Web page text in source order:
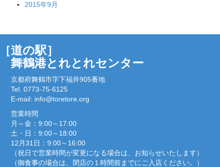
2015年9月
道の駅］
舞鶴港とれとれセンター
京都府舞鶴市字下福井905番地
Tel. 0773-75-6125
E-mail: info@toretore.org
営業時間
月～金：9:00～17:00
土・日：9:00～18:00
12月31日：9:00～16:00
（祝日で営業時間が変更になる場合は、お知らせいたします）
（御食事の場合は、閉店の１時間前までにご入店ください。）